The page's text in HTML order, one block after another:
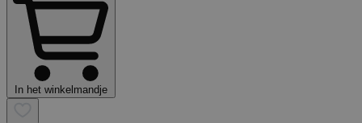
In het winkelmandje